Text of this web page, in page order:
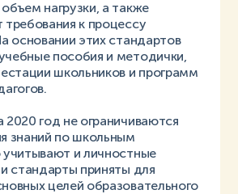
нагрузки, а также
требования к процессу
основании этих стандартов
пособия и методички,
школьников и программ
год не ограничиваются
знаний по школьным
и личностные
стандарты приняты для
целей образовательного